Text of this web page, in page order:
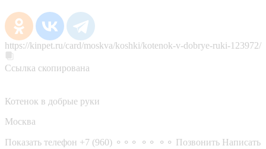
https://kinpet.ru/card/moskva/koshki/kotenok-v-dobrye-ruki-123972/
Ссылка скопирована
Котенок в добрые руки
Москва
Показать телефон +7 (960) ⚬⚬⚬ ⚬⚬ ⚬⚬ Позвонить Написать